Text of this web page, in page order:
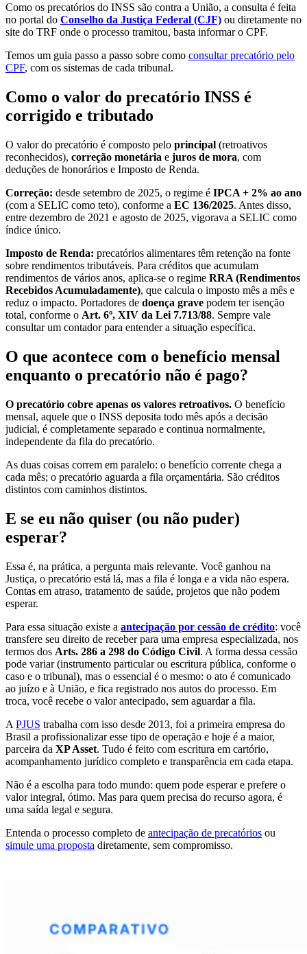
Como os precatórios do INSS são contra a União, a consulta é feita
no portal do Conselho da Justiça Federal (CJF) ou diretamente no
site do TRF onde o processo tramitou, basta informar o CPF.
Temos um guia passo a passo sobre como consultar precatório pelo
CPF, com os sistemas de cada tribunal.
Como o valor do precatório INSS é
corrigido e tributado
O valor do precatório é composto pelo principal (retroativos
reconhecidos), correção monetária e juros de mora, com
deduções de honorários e Imposto de Renda.
Correção: desde setembro de 2025, o regime é IPCA + 2% ao ano
(com a SELIC como teto), conforme a EC 136/2025. Antes disso,
entre dezembro de 2021 e agosto de 2025, vigorava a SELIC como
índice único.
Imposto de Renda: precatórios alimentares têm retenção na fonte
sobre rendimentos tributáveis. Para créditos que acumulam
rendimentos de vários anos, aplica-se o regime RRA (Rendimentos
Recebidos Acumuladamente), que calcula o imposto mês a mês e
reduz o impacto. Portadores de doença grave podem ter isenção
total, conforme o Art. 6º, XIV da Lei 7.713/88. Sempre vale
consultar um contador para entender a situação específica.
O que acontece com o benefício mensal
enquanto o precatório não é pago?
O precatório cobre apenas os valores retroativos. O benefício
mensal, aquele que o INSS deposita todo mês após a decisão
judicial, é completamente separado e continua normalmente,
independente da fila do precatório.
As duas coisas correm em paralelo: o benefício corrente chega a
cada mês; o precatório aguarda a fila orçamentária. São créditos
distintos com caminhos distintos.
E se eu não quiser (ou não puder)
esperar?
Essa é, na prática, a pergunta mais relevante. Você ganhou na
Justiça, o precatório está lá, mas a fila é longa e a vida não espera.
Contas em atraso, tratamento de saúde, projetos que não podem
esperar.
Para essa situação existe a antecipação por cessão de crédito: você
transfere seu direito de receber para uma empresa especializada, nos
termos dos Arts. 286 a 298 do Código Civil. A forma dessa cessão
pode variar (instrumento particular ou escritura pública, conforme o
caso e o tribunal), mas o essencial é o mesmo: o ato é comunicado
ao juízo e à União, e fica registrado nos autos do processo. Em
troca, você recebe o valor antecipado, sem aguardar a fila.
A PJUS trabalha com isso desde 2013, foi a primeira empresa do
Brasil a profissionalizar esse tipo de operação e hoje é a maior,
parceira da XP Asset. Tudo é feito com escritura em cartório,
acompanhamento jurídico completo e transparência em cada etapa.
Não é a escolha para todo mundo: quem pode esperar e prefere o
valor integral, ótimo. Mas para quem precisa do recurso agora, é
uma saída legal e segura.
Entenda o processo completo de antecipação de precatórios ou
simule uma proposta diretamente, sem compromisso.